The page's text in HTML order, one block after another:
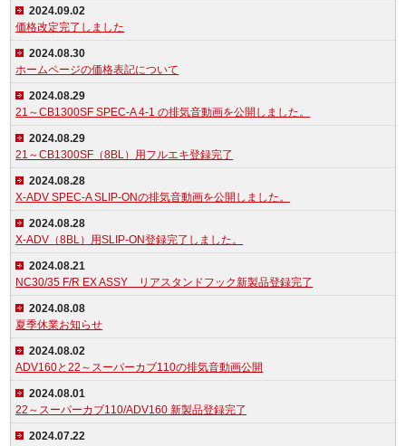
2024.09.02
価格改定完了しました
2024.08.30
ホームページの価格表記について
2024.08.29
21～CB1300SF SPEC-A 4-1 の排気音動画を公開しました。
2024.08.29
21～CB1300SF（8BL）用フルエキ登録完了
2024.08.28
X-ADV SPEC-A SLIP-ONの排気音動画を公開しました。
2024.08.28
X-ADV（8BL）用SLIP-ON登録完了しました。
2024.08.21
NC30/35 F/R EX ASSY リアスタンドフック新製品登録完了
2024.08.08
夏季休業お知らせ
2024.08.02
ADV160と22～スーパーカブ110の排気音動画公開
2024.08.01
22～スーパーカブ110/ADV160 新製品登録完了
2024.07.22